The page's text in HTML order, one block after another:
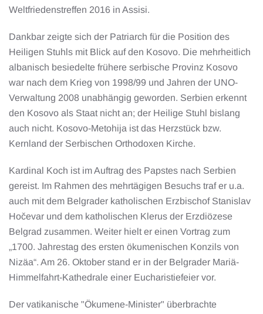
Weltfriedenstreffen 2016 in Assisi.
Dankbar zeigte sich der Patriarch für die Position des
Heiligen Stuhls mit Blick auf den Kosovo. Die mehrheitlich
albanisch besiedelte frühere serbische Provinz Kosovo
war nach dem Krieg von 1998/99 und Jahren der UNO-
Verwaltung 2008 unabhängig geworden. Serbien erkennt
den Kosovo als Staat nicht an; der Heilige Stuhl bislang
auch nicht. Kosovo-Metohija ist das Herzstück bzw.
Kernland der Serbischen Orthodoxen Kirche.
Kardinal Koch ist im Auftrag des Papstes nach Serbien
gereist. Im Rahmen des mehrtägigen Besuchs traf er u.a.
auch mit dem Belgrader katholischen Erzbischof Stanislav
Hočevar und dem katholischen Klerus der Erzdiözese
Belgrad zusammen. Weiter hielt er einen Vortrag zum
„1700. Jahrestag des ersten ökumenischen Konzils von
Nizäa“. Am 26. Oktober stand er in der Belgrader Mariä-
Himmelfahrt-Kathedrale einer Eucharistiefeier vor.
Der vatikanische "Ökumene-Minister" überbrachte